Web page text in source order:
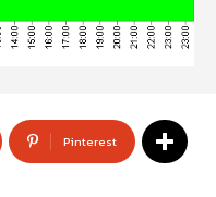
Pinterest